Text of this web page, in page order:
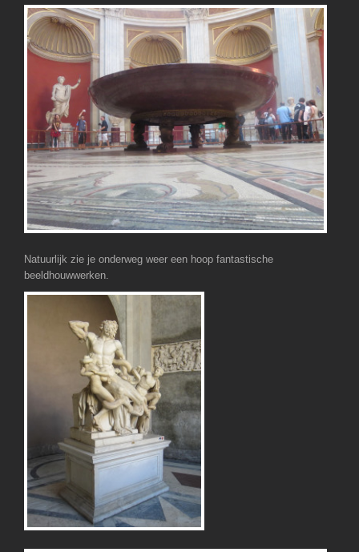
Natuurlijk zie je onderweg weer een hoop fantastische
beeldhouwwerken.